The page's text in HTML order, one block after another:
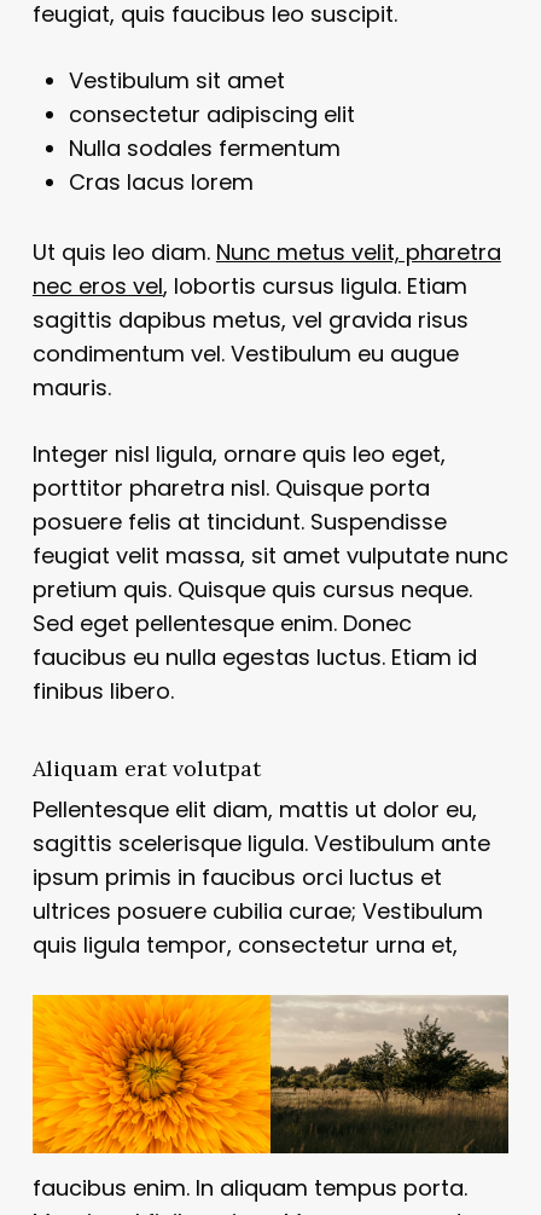
feugiat, quis faucibus leo suscipit.
Vestibulum sit amet
consectetur adipiscing elit
Nulla sodales fermentum
Cras lacus lorem
Ut quis leo diam. Nunc metus velit, pharetra
nec eros vel, lobortis cursus ligula. Etiam
sagittis dapibus metus, vel gravida risus
condimentum vel. Vestibulum eu augue
mauris.
Integer nisl ligula, ornare quis leo eget,
porttitor pharetra nisl. Quisque porta
posuere felis at tincidunt. Suspendisse
feugiat velit massa, sit amet vulputate nunc
pretium quis. Quisque quis cursus neque.
Sed eget pellentesque enim. Donec
faucibus eu nulla egestas luctus. Etiam id
finibus libero.
Aliquam erat volutpat
Pellentesque elit diam, mattis ut dolor eu,
sagittis scelerisque ligula. Vestibulum ante
ipsum primis in faucibus orci luctus et
ultrices posuere cubilia curae; Vestibulum
quis ligula tempor, consectetur urna et,
faucibus enim. In aliquam tempus porta.